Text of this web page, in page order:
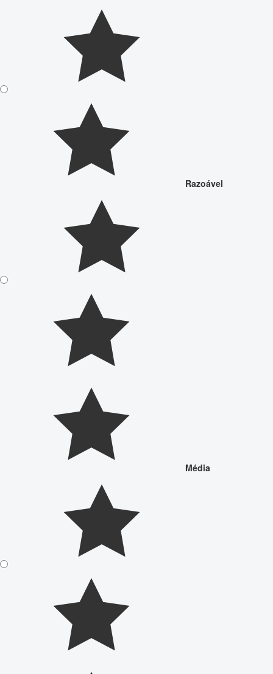
Razoável
Média